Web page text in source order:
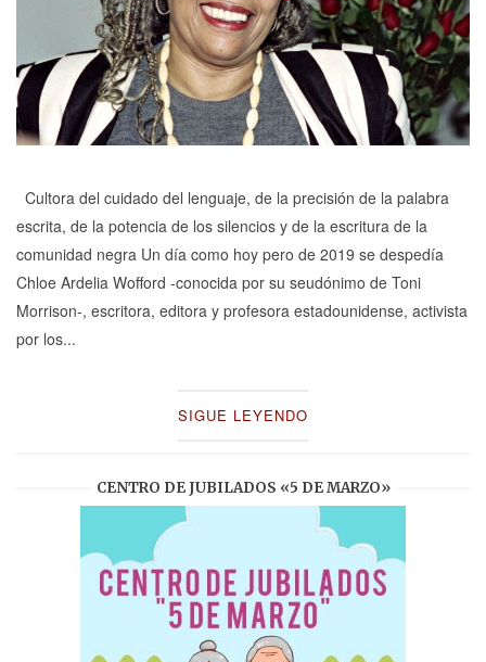
Cultora del cuidado del lenguaje, de la precisión de la palabra
escrita, de la potencia de los silencios y de la escritura de la
comunidad negra Un día como hoy pero de 2019 se despedía
Chloe Ardelia Wofford -conocida por su seudónimo de Toni
Morrison-, escritora, editora y profesora estadounidense, activista
por los...
SIGUE LEYENDO
CENTRO DE JUBILADOS «5 DE MARZO»